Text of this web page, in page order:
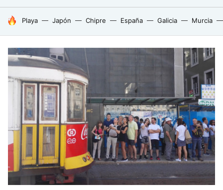
HOY SE HABLA DE
Playa Japón Chipre España Galicia Murcia